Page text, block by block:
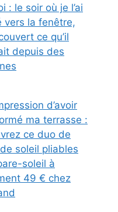
: le soir où je l’ai
vers la fenêtre,
ce qu’il
depuis des
d’avoir
ma terrasse :
ce duo de
soleil pliables
soleil à
49 € chez